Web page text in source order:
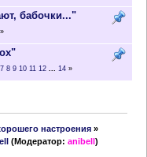
бабочки..."
7 8 9 10 11 12 ... 14»
настроения»
(Модератор: anibell )